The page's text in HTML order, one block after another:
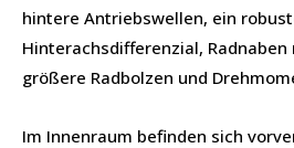
hintere Antriebswellen, ein
Hinterachsdifferenzial, Radnaben
größere Radbolzen und
Im Innenraum befinden sich